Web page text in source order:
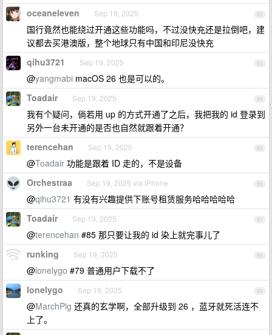
82
oceaneleven Sep 19, 2025
国行竟然也能绕过开通这些功能吗，不过没快充还是拉倒吧，建
议都去买港澳版，整个地球只有中国和印尼没快充
83
qihu3721 Sep 19, 2025
@yangmabi macOS 26 也是可以的。
84
Toadair Sep 19, 2025
我有个疑问，倘若用 up 的方式开通了之后，我把我的 id 登录到
另外一台未开通的是否也自然就跟着开通？
85
terencehan Sep 19, 2025
@Toadair 功能是跟着 ID 走的，不是设备
86
Orchestraa Sep 19, 2025 via iPhone
@qihu3721 有没有兴趣提供下账号租赁服务哈哈哈哈哈
87
Toadair Sep 19, 2025
@terencehan #85 那只要让我的 id 染上就完事儿了
88
runking Sep 19, 2025
@lonelygo #79 普通用户下载不了
89
lonelygo Sep 19, 2025
@MarchPig 还真的玄学啊，全部升级到 26 ，蓝牙就死活连不
上了。